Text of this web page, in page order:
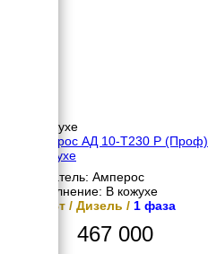
В кожухе
Амперос АД 10-Т230 P (Проф)
в кожухе
Двигатель: Амперос
Исполнение: В кожухе
10 кВт / Дизель / 1 фаза
467 000